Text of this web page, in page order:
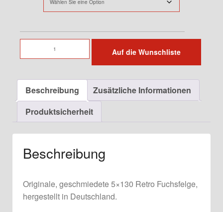
ET51
Auf die Wunschliste
Beschreibung
Zusätzliche Informationen
Produktsicherheit
Beschreibung
Originale, geschmiedete 5×130 Retro Fuchsfelge,
hergestellt in Deutschland.